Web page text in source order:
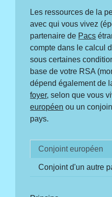
Les ressources de la
avec qui vous vivez
partenaire de Pacs
compte dans le calcul
sous certaines
base de votre RSA
dépend également de
foyer, selon que vous
européen ou un
pays.
Conjoint européen
Conjoint d'un autre